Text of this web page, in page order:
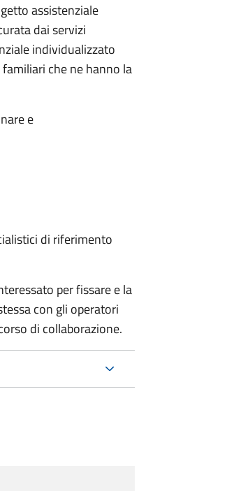
assistenziale
dai servizi
individualizzato
che ne hanno la
e
di riferimento
per fissare e la
con gli operatori
di collaborazione.